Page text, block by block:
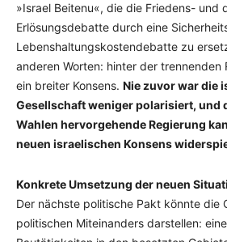
»Israel Beitenu«, die die Friedens- und
Erlösungsdebatte durch eine
Lebenshaltungskostendebatte zu
anderen Worten: hinter der
ein breiter Konsens. Nie zuvor war die
Gesellschaft weniger polarisiert, und
Wahlen hervorgehende Regierung
neuen israelischen Konsens
Konkrete Umsetzung der neuen
Der nächste politische Pakt könnte die
politischen Miteinanders darstellen: